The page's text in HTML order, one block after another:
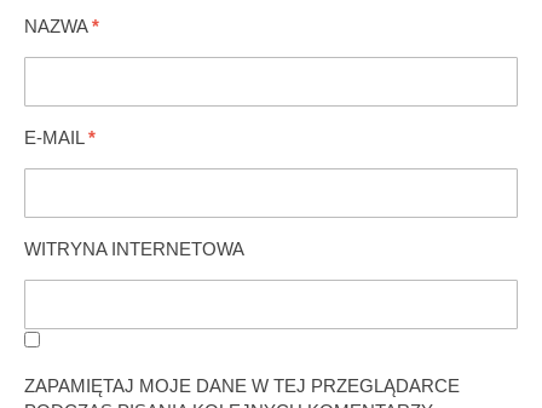
NAZWA*
E-MAIL *
WITRYNA INTERNETOWA
ZAPAMIĘTAJ MOJE DANE W TEJ PRZEGLĄDARCE